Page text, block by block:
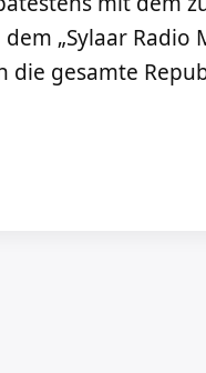
„Sylaar Radio
die gesamte